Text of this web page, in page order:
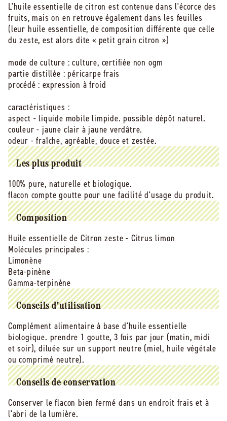
huile
essentielle
de
citron
bio
-
10
huile
essentielle
de
citron
bio
-
10
L'huile essentielle de citron est contenue dans l'écorce des
fruits, mais on en retrouve également dans les feuilles
(leur huile essentielle, de composition différente que celle
du zeste, est alors dite « petit grain citron »)
mode de culture : culture, certifiée non ogm
partie distillée : péricarpe frais
procédé : expression à froid
caractéristiques :
aspect - liquide mobile limpide. possible dépôt naturel.
couleur - jaune clair à jaune verdâtre.
odeur - fraîche, agréable, douce et zestée.
Les plus produit
100% pure, naturelle et biologique.
flacon compte goutte pour une facilité d'usage du produit.
Composition
Huile essentielle de Citron zeste - Citrus limon
Molécules principales :
Limonène
Beta-pinène
Gamma-terpinène
Conseils d'utilisation
Complément alimentaire à base d'huile essentielle
biologique. prendre 1 goutte, 3 fois par jour (matin, midi
et soir), diluée sur un support neutre (miel, huile végétale
ou comprimé neutre).
Conseils de conservation
Conserver le flacon bien fermé dans un endroit frais et à
l'abri de la lumière.